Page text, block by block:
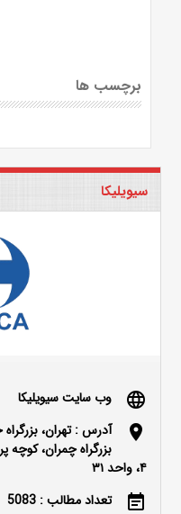
برچسب ها
سیویلیکا
language وب سایت سیویلیکا
location_on
آدرس : تهران،
۴، واحد ۳۱
event_note تعداد مطالب : 5083